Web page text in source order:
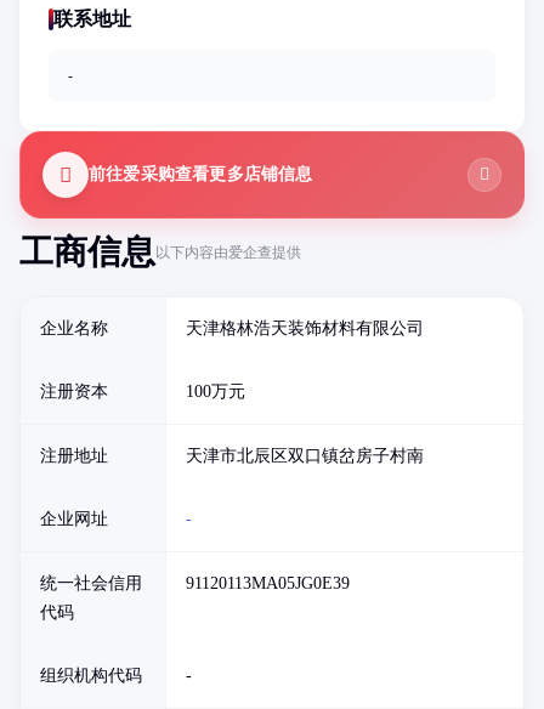
工商信息以下内容由爱企查提供
企业名称 天津格林浩天装饰材料有限公司
注册资本 100万元
注册地址 天津市北辰区双口镇岔房子村南
企业网址 -
统一社会信用
代码
91120113MA05JG0E39
组织机构代码 -
联系地址
-
前往爱采购查看更多店铺信息